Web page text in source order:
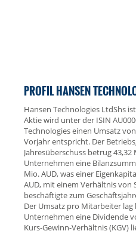
PROFIL HANSEN
Hansen Technologies LtdShs
Aktie wird unter der ISIN
Technologies einen Umsatz
Vorjahr entspricht. Der
Jahresüberschuss betrug
Unternehmen eine
Mio. AUD, was einer
AUD, mit einem Verhältnis von
beschäftigte zum
Der Umsatz pro Mitarbeiter lag
Unternehmen eine Dividende
Kurs-Gewinn-Verhältnis (KGV)